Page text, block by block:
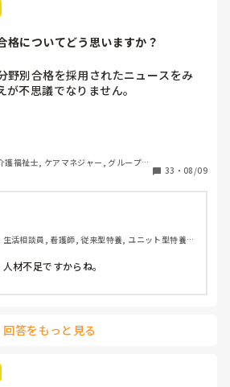
格についてどう思いますか？
野別合格を採用されたニュースをみ
不思議でなりません。
率の引き上げと、介護福祉士の人材確
ようと思う方が少なくなってきている
です。
験が容易になり、資格意義がなくなっ
れそうで悲しいです。皆さんは、分野
われますか？
護福祉士, ケアマネジャー, グループホ
33 ・ 08/09
生活相談員, 看護師, 従来型特養, ユニット型特養,
材不足ですからね。
回答をもっと見る